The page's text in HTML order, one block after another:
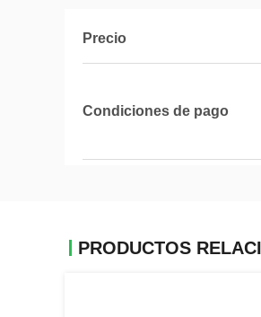
Precio
Condiciones de pago